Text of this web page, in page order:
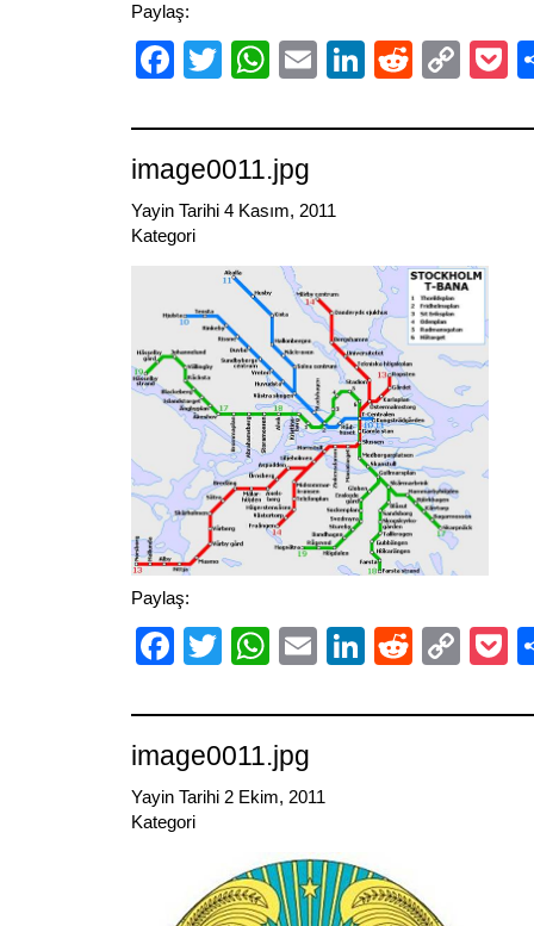
Paylaş:
Facebook
TwitterWhatsApp
EmailLinkedIn
Reddit
image0011.jpg
Yayin Tarihi 4 Kasım, 2011
Kategori
Paylaş:
Facebook
TwitterWhatsApp
EmailLinkedIn
Reddit
image0011.jpg
Yayin Tarihi 2 Ekim, 2011
Kategori